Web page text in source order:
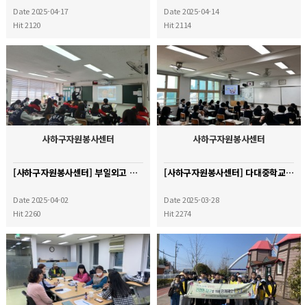
Date 2025-04-17
Hit 2120
Date 2025-04-14
Hit 2114
사하구자원봉사센터
[사하구자원봉사센터] 부일외고 기초소양교육
Date 2025-04-02
Hit 2260
사하구자원봉사센터
[사하구자원봉사센터] 다대중학교 기초소양교육
Date 2025-03-28
Hit 2274